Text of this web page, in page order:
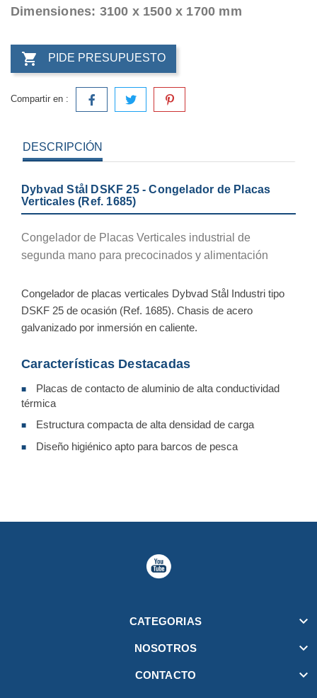
Dimensiones: 3100 x 1500 x 1700 mm
 PIDE PRESUPUESTO
Compartir en :
DESCRIPCIÓN
Dybvad Stål DSKF 25 - Congelador de Placas
Verticales (Ref. 1685)
Congelador de Placas Verticales industrial de
segunda mano para precocinados y alimentación
Congelador de placas verticales Dybvad Stål Industri tipo
DSKF 25 de ocasión (Ref. 1685). Chasis de acero
galvanizado por inmersión en caliente.
Características Destacadas
■
Placas de contacto de aluminio de alta conductividad
térmica
■ Estructura compacta de alta densidad de carga
■ Diseño higiénico apto para barcos de pesca
CATEGORIAS 
NOSOTROS 
CONTACTO 